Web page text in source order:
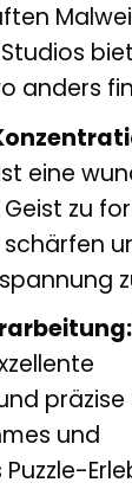
anders
eine
zu
präzise
und